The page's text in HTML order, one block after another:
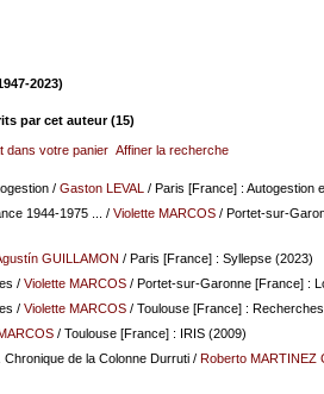
2023)
par cet auteur (15)
dans votre panier Affiner la recherche
/ Gaston LEVAL / Paris [France] : Autogestion
1944-1975 ...
/ Violette MARCOS/ Portet-sur-
GUILLAMON / Paris [France] : Syllepse (2023)
/ Violette MARCOS/ Portet-sur-Garonne [France] :
/ Violette MARCOS/ Toulouse [France] :
/ Toulouse [France] : IRIS (2009)
de la Colonne Durruti/ Roberto MARTINEZ